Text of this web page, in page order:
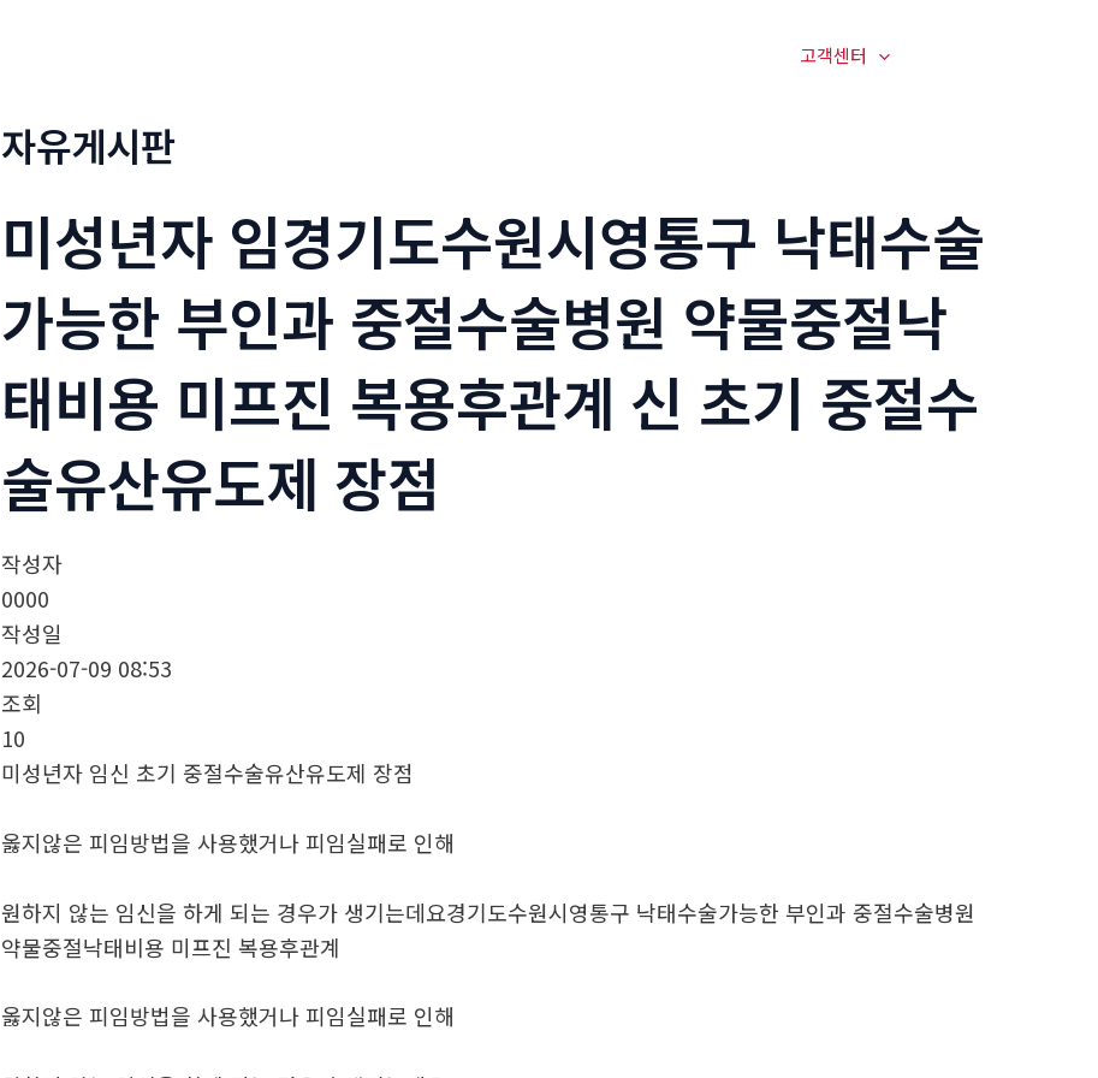
고객센터
자유게시판
미성년자 임경기도수원시영통구 낙태수술
가능한 부인과 중절수술병원 약물중절낙
태비용 미­프진 복용후관계 신 초기 중절수
술유산유도제 장점
작성자
0000
작성일
2026-07-09 08:53
조회
10
미성년자 임신 초기 중절수술유산유도제 장점
옳지않은 피임방법을 사용했거나 피임실패로 인해
원하지 않는 임신을 하게 되는 경우가 생기는데요경기도수원시영통구 낙태수술가능한 부인과 중절수술병원
약물중절낙태비용 미­프진 복용후관계
옳지않은 피임방법을 사용했거나 피임실패로 인해